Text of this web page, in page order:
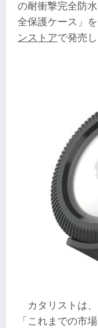
の耐衝撃完全防
全保護ケース」
ンストアで発売し
カタリストは
「これまでの市